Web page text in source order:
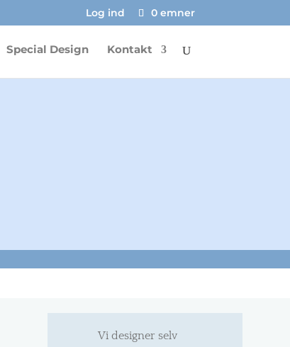
Log ind 0 emner
Special Design Kontakt
Vi designer selv